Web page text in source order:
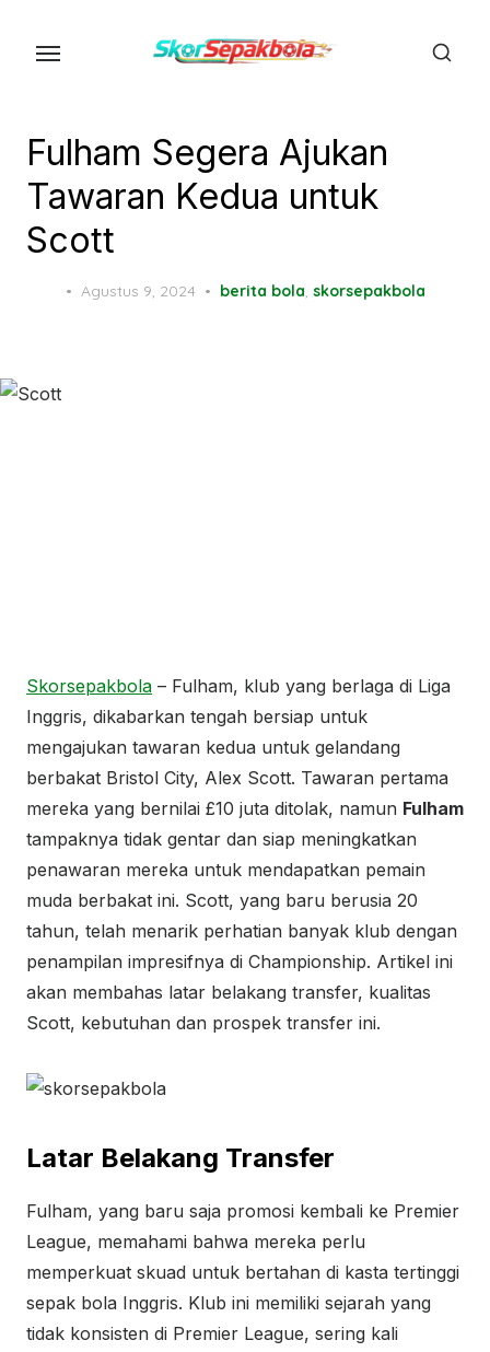
Fulham Segera Ajukan
Tawaran Kedua untuk
Scott
Posted
Agustus 9, 2024 berita bola, skorsepakbola
Skorsepakbola – Fulham, klub yang berlaga di Liga
Inggris, dikabarkan tengah bersiap untuk
mengajukan tawaran kedua untuk gelandang
berbakat Bristol City, Alex Scott. Tawaran pertama
mereka yang bernilai £10 juta ditolak, namun Fulham
tampaknya tidak gentar dan siap meningkatkan
penawaran mereka untuk mendapatkan pemain
muda berbakat ini. Scott, yang baru berusia 20
tahun, telah menarik perhatian banyak klub dengan
penampilan impresifnya di Championship. Artikel ini
akan membahas latar belakang transfer, kualitas
Scott, kebutuhan dan prospek transfer ini.
Latar Belakang Transfer
Fulham, yang baru saja promosi kembali ke Premier
League, memahami bahwa mereka perlu
memperkuat skuad untuk bertahan di kasta tertinggi
sepak bola Inggris. Klub ini memiliki sejarah yang
tidak konsisten di Premier League, sering kali